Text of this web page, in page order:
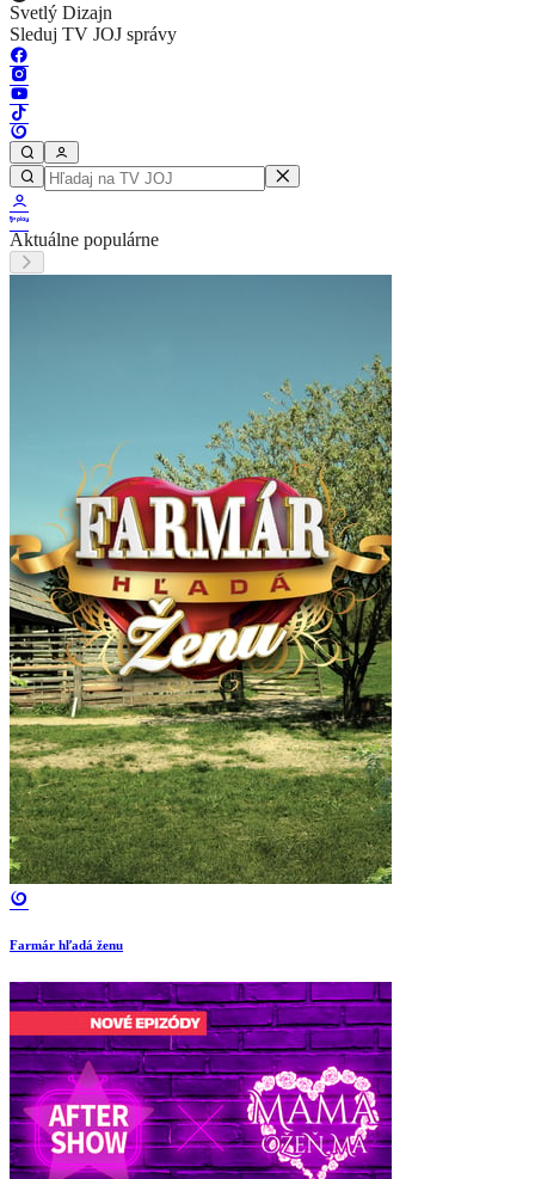
Svetlý Dizajn
Sleduj TV JOJ správy
Aktuálne populárne
Farmár hľadá ženu